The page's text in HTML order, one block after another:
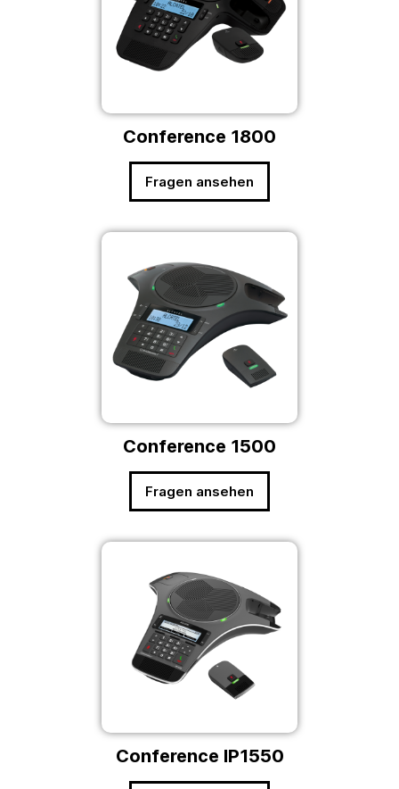
Conference 1800
Fragen ansehen
Conference 1500
Fragen ansehen
Conference IP1550